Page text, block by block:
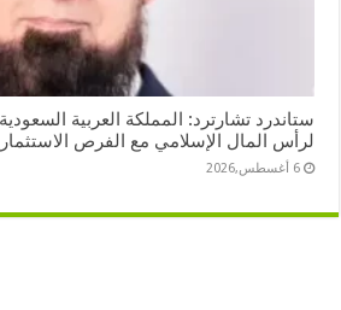
ستاندرد تشارترد: المملكة العربية
لرأس المال الإسلامي مع الفرص الاستثمارية
6 أغسطس,2026